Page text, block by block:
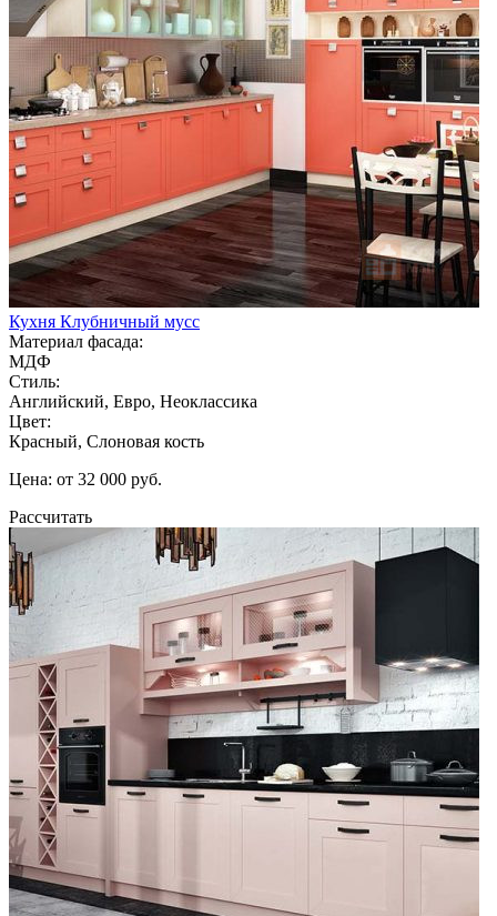
Кухня Клубничный мусс
Материал фасада:
МДФ
Стиль:
Английский, Евро, Неоклассика
Цвет:
Красный, Слоновая кость
Цена: от 32 000 руб.
Рассчитать